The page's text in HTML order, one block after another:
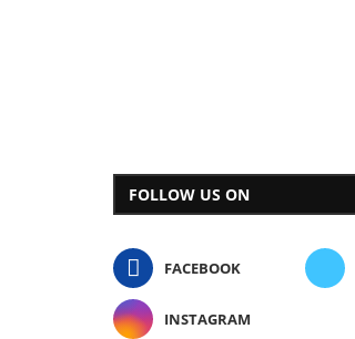
FOLLOW US ON
FACEBOOK
INSTAGRAM